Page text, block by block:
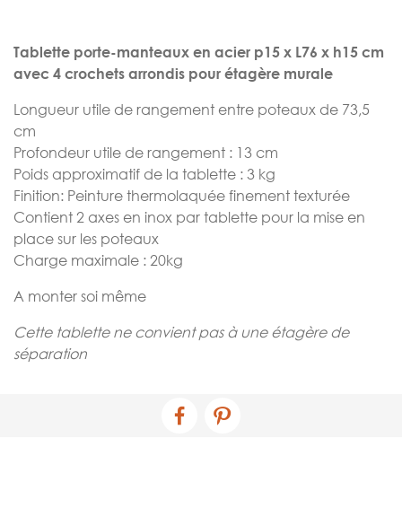
Tablette porte-manteaux en acier p15 x L76 x h15 cm
avec 4 crochets arrondis pour étagère murale
Longueur utile de rangement entre poteaux de 73,5
cm
Profondeur utile de rangement : 13 cm
Poids approximatif de la tablette : 3 kg
Finition: Peinture thermolaquée finement texturée
Contient 2 axes en inox par tablette pour la mise en
place sur les poteaux
Charge maximale : 20kg
A monter soi même
Cette tablette ne convient pas à une étagère de
séparation